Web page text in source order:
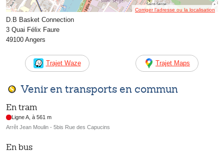
Corriger l’adresse ou la localisation
D.B Basket Connection
3 Quai Félix Faure
49100 Angers
Trajet Waze Trajet Maps
Venir en transports en commun
En tram
Ligne A, à 561 m
Arrêt Jean Moulin - 5bis Rue des Capucins
En bus